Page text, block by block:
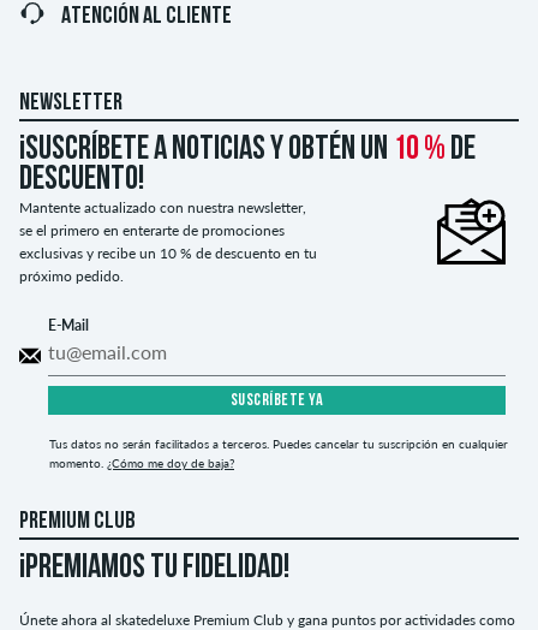
ATENCIÓN AL CLIENTE
NEWSLETTER
¡Suscríbete a noticias y obtén un 10 % de
descuento!
Mantente actualizado con nuestra newsletter,
se el primero en enterarte de promociones
exclusivas y recibe un 10 % de descuento en tu
próximo pedido.
E-Mail
SUSCRÍBETE YA
Tus datos no serán facilitados a terceros. Puedes cancelar tu suscripción en cualquier
momento. ¿Cómo me doy de baja?
PREMIUM CLUB
¡PREMIAMOS TU FIDELIDAD!
Únete ahora al skatedeluxe Premium Club y gana puntos por actividades como